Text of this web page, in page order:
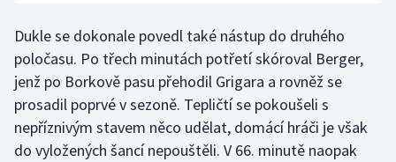
Plážový volejbal
Ragby
Rychlobruslení
Dukle se dokonale povedl také nástup do druhého
poločasu. Po třech minutách potřetí skóroval Berger,
jenž po Borkově pasu přehodil Grigara a rovněž se
prosadil poprvé v sezoně. Tepličtí se pokoušeli s
nepříznivým stavem něco udělat, domácí hráči je však
do vyložených šancí nepouštěli. V 66. minutě naopak